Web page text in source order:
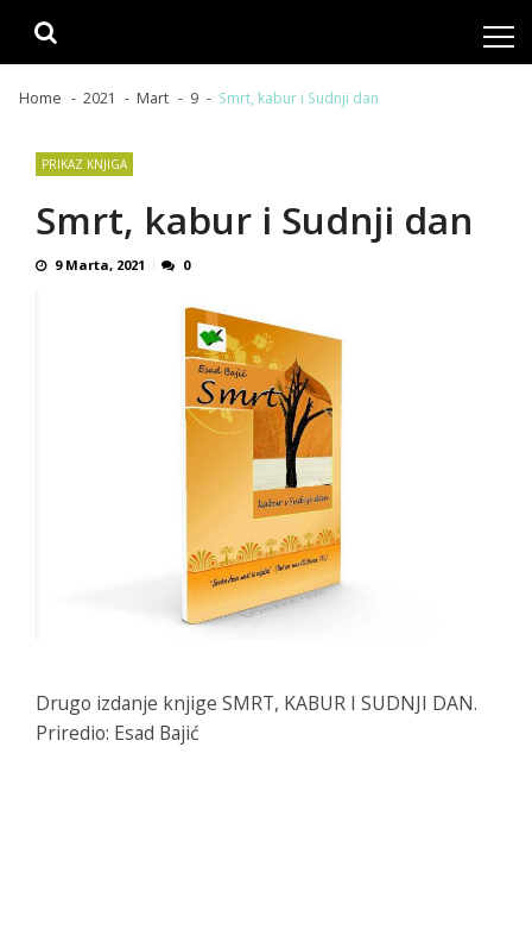
Home 2021 Mart 9 Smrt, kabur i Sudnji dan
PRIKAZ KNJIGA
Smrt, kabur i Sudnji dan
9 Marta, 2021 0
Drugo izdanje knjige SMRT, KABUR I SUDNJI DAN.
Priredio: Esad Bajić